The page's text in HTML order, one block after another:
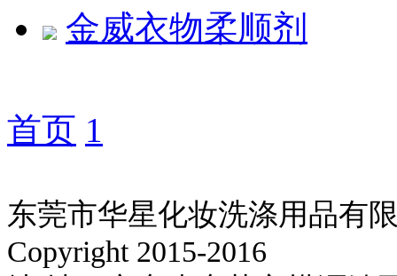
金威衣物柔顺剂
首页 1
东莞市华星化妆洗涤用品有
Copyright 2015-2016